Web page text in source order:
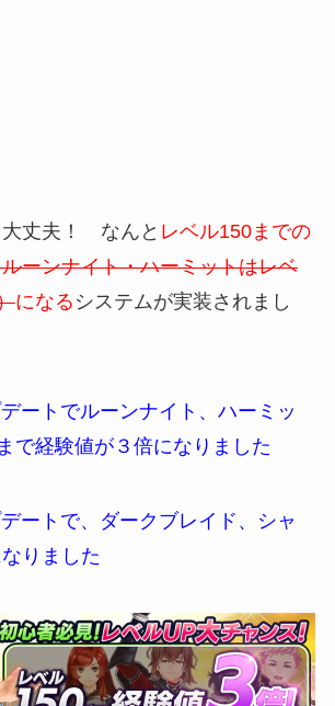
大丈夫！ なんと レベル150までの
ーンナイト・ハーミットはレベ
になる システムが実装されまし
ートでルーンナイト、ハーミッ
で経験値が３倍になりました
ートで、ダークブレイド、シャ
りました